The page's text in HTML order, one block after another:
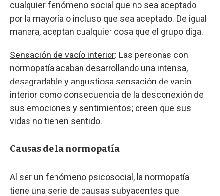
cualquier fenómeno social que no sea aceptado
por la mayoría o incluso que sea aceptado. De igual
manera, aceptan cualquier cosa que el grupo diga.
Sensación de vacío interior: Las personas con
normopatía acaban desarrollando una intensa,
desagradable y angustiosa sensación de vacío
interior como consecuencia de la desconexión de
sus emociones y sentimientos; creen que sus
vidas no tienen sentido.
Causas de la normopatía
Al ser un fenómeno psicosocial, la normopatía
tiene una serie de causas subyacentes que